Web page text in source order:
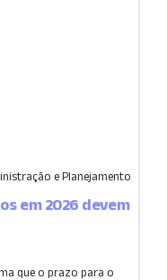
e Planejamento
em 2026 devem
que o prazo para o